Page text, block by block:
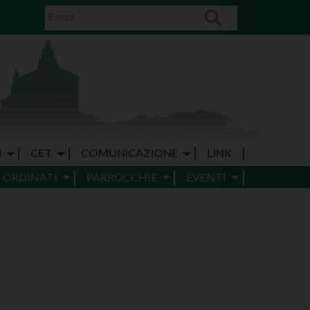
CET COMUNICAZIONE
LINK
ORDINATI PARROCCHIE EVENTI